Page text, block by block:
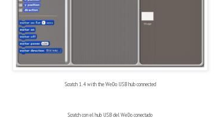
Scratch 1.4 with the WeDo USB hub connected
Scratch con el hub USB del WeDo conectado